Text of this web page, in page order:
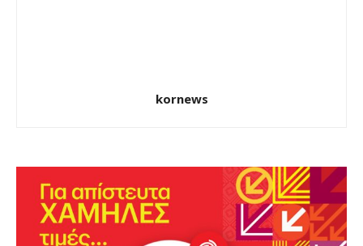
kornews